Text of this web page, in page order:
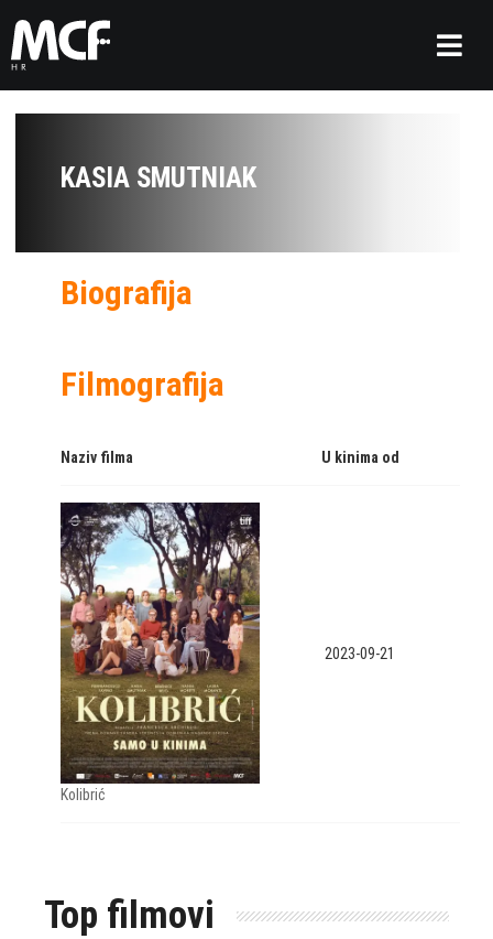
KASIA SMUTNIAK
Biografija
Filmografija
Naziv filma U kinima od
Kolibrić
2023-09-21
Top filmovi